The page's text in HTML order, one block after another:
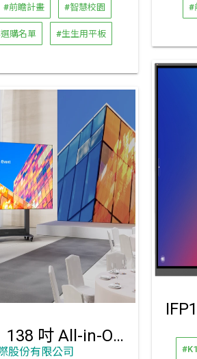
#前瞻計畫 #智慧校園
購名單 #生生用平板
#
LDS138-151 138 吋 All-in-One LED 折疊式顯示器
股份有限公司